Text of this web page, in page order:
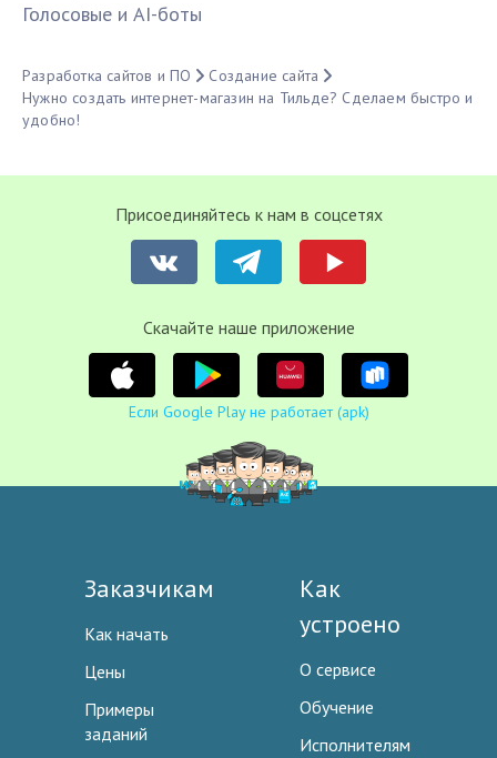
Голосовые и AI-боты
Разработка сайтов и ПО
Создание сайта
Нужно создать интернет-магазин на Тильде? Сделаем быстро и
удобно!
Присоединяйтесь к нам в соцсетях
Cкачайте наше приложение
Если Google Play не работает (apk)
Заказчикам
Как начать
Цены
Примеры
заданий
Как
устроено
О сервисе
Обучение
Исполнителям